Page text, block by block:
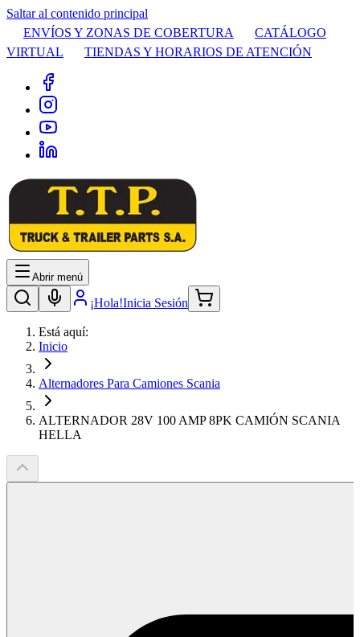
Saltar al contenido principal
ENVÍOS Y ZONAS DE COBERTURA
CATÁLOGO
VIRTUAL
TIENDAS Y HORARIOS DE ATENCIÓN
Abrir menú
¡Hola!Inicia Sesión
Está aquí:
Inicio
Alternadores Para Camiones Scania
ALTERNADOR 28V 100 AMP 8PK CAMIÓN SCANIA
HELLA